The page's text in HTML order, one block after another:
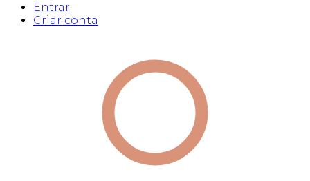
Entrar
Criar conta